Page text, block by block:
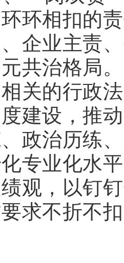
环相扣的
企业主责
共治格局
关的行政
建设，推
政治历练
专业化水
观，以钉
求不折不